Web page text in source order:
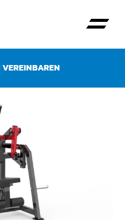
VEREINBAREN